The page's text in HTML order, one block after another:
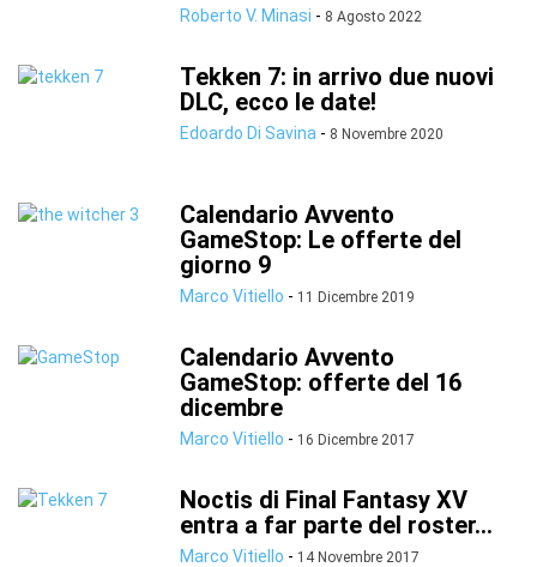
Roberto V. Minasi - 8 Agosto 2022
Tekken 7: in arrivo due nuovi
DLC, ecco le date!
Edoardo Di Savina - 8 Novembre 2020
Calendario Avvento
GameStop: Le offerte del
giorno 9
Marco Vitiello - 11 Dicembre 2019
Calendario Avvento
GameStop: offerte del 16
dicembre
Marco Vitiello - 16 Dicembre 2017
Noctis di Final Fantasy XV
entra a far parte del roster...
Marco Vitiello - 14 Novembre 2017